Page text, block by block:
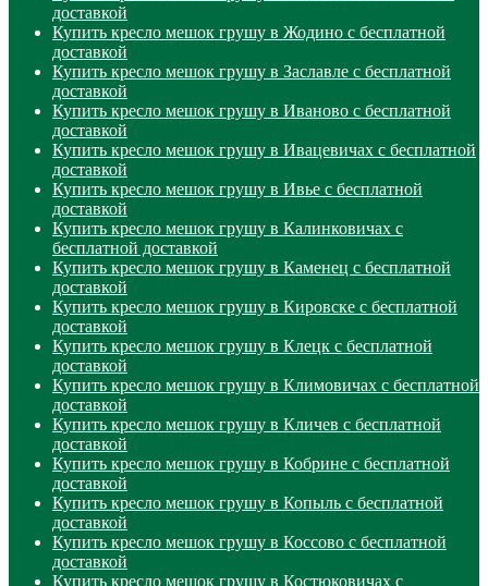
доставкой
Купить кресло мешок грушу в Жодино с бесплатной
доставкой
Купить кресло мешок грушу в Заславле с бесплатной
доставкой
Купить кресло мешок грушу в Иваново с бесплатной
доставкой
Купить кресло мешок грушу в Ивацевичах с бесплатной
доставкой
Купить кресло мешок грушу в Ивье с бесплатной
доставкой
Купить кресло мешок грушу в Калинковичах с
бесплатной доставкой
Купить кресло мешок грушу в Каменец с бесплатной
доставкой
Купить кресло мешок грушу в Кировске с бесплатной
доставкой
Купить кресло мешок грушу в Клецк с бесплатной
доставкой
Купить кресло мешок грушу в Климовичах с бесплатной
доставкой
Купить кресло мешок грушу в Кличев с бесплатной
доставкой
Купить кресло мешок грушу в Кобрине с бесплатной
доставкой
Купить кресло мешок грушу в Копыль с бесплатной
доставкой
Купить кресло мешок грушу в Коссово с бесплатной
доставкой
Купить кресло мешок грушу в Костюковичах с